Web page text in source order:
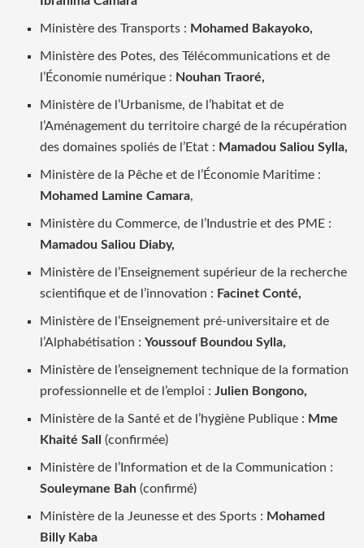
Ministère des Transports : Mohamed Bakayoko,
Ministère des Potes, des Télécommunications et de
l’Économie numérique : Nouhan Traoré,
Ministère de l’Urbanisme, de l’habitat et de
l’Aménagement du territoire chargé de la récupération
des domaines spoliés de l’Etat : Mamadou Saliou Sylla,
Ministère de la Pêche et de l’Économie Maritime :
Mohamed Lamine Camara,
Ministère du Commerce, de l’Industrie et des PME :
Mamadou Saliou Diaby,
Ministère de l’Enseignement supérieur de la recherche
scientifique et de l’innovation : Facinet Conté,
Ministère de l’Enseignement pré-universitaire et de
l’Alphabétisation :Youssouf Boundou Sylla,
Ministère de l’enseignement technique de la formation
professionnelle et de l’emploi :Julien Bongono,
Ministère de la Santé et de l’hygiène Publique : Mme
Khaité Sall(confirmée)
Ministère de l’Information et de la Communication :
Souleymane Bah(confirmé)
Ministère de la Jeunesse et des Sports : Mohamed
Billy Kaba